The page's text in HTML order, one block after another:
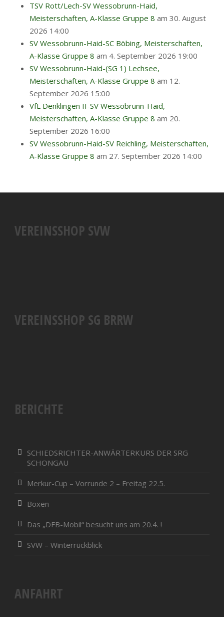
TSV Rott/Lech-SV Wessobrunn-Haid,
Meisterschaften, A-Klasse Gruppe 8 am 30. August
2026 14:00
SV Wessobrunn-Haid-SC Böbing, Meisterschaften,
A-Klasse Gruppe 8 am 4. September 2026 19:00
SV Wessobrunn-Haid-(SG 1) Lechsee,
Meisterschaften, A-Klasse Gruppe 8 am 12.
September 2026 15:00
VfL Denklingen II-SV Wessobrunn-Haid,
Meisterschaften, A-Klasse Gruppe 8 am 20.
September 2026 16:00
SV Wessobrunn-Haid-SV Reichling, Meisterschaften,
A-Klasse Gruppe 8 am 27. September 2026 14:00
VEREINSSHOP SVW
VEREINSSHOP SG BRRW
BERICHTE
SCHIEDSRICHTER-ANWÄRTERKURS DER SRG
SCHONGAU
Merkur-Cup – Vorrunde 2 – Freitag 22.5.
Boxen
Das „DFB-Mobil“ besucht uns am 20.4. !
SVW – Winterrückblick
ANFAHRT